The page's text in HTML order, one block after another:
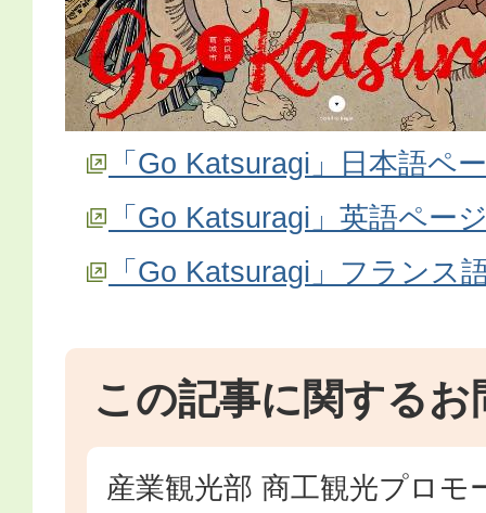
「Go Katsuragi」日本語ペ
「Go Katsuragi」英語ペー
「Go Katsuragi」フランス
この記事に関するお
産業観光部 商工観光プロモ